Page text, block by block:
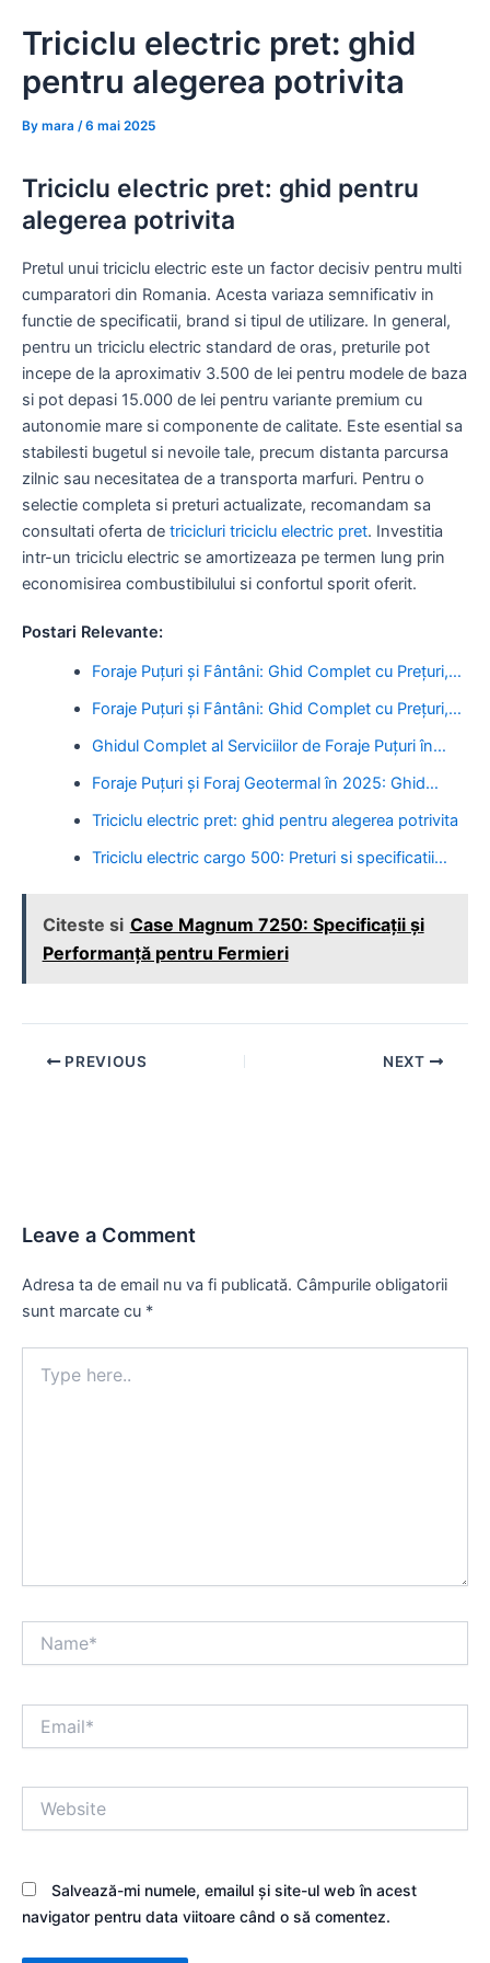
Triciclu electric pret: ghid
pentru alegerea potrivita
By mara /6 mai 2025
Triciclu electric pret: ghid pentru
alegerea potrivita
Pretul unui triciclu electric este un factor decisiv pentru multi
cumparatori din Romania. Acesta variaza semnificativ in
functie de specificatii, brand si tipul de utilizare. In general,
pentru un triciclu electric standard de oras, preturile pot
incepe de la aproximativ 3.500 de lei pentru modele de baza
si pot depasi 15.000 de lei pentru variante premium cu
autonomie mare si componente de calitate. Este esential sa
stabilesti bugetul si nevoile tale, precum distanta parcursa
zilnic sau necesitatea de a transporta marfuri. Pentru o
selectie completa si preturi actualizate, recomandam sa
consultati oferta de tricicluri triciclu electric pret. Investitia
intr-un triciclu electric se amortizeaza pe termen lung prin
economisirea combustibilului si confortul sporit oferit.
Postari Relevante:
Foraje Puțuri și Fântâni: Ghid Complet cu Prețuri,…
Foraje Puțuri și Fântâni: Ghid Complet cu Prețuri,…
Ghidul Complet al Serviciilor de Foraje Puțuri în…
Foraje Puțuri și Foraj Geotermal în 2025: Ghid…
Triciclu electric pret: ghid pentru alegerea potrivita
Triciclu electric cargo 500: Preturi si specificatii…
Citeste si Case Magnum 7250: Specificații și
Performanță pentru Fermieri
Post PREVIOUS NEXT
Leave a Comment
Adresa ta de email nu va fi publicată. Câmpurile obligatorii
sunt marcate cu *
here..
Salvează-mi numele, emailul și site-ul web în acest
navigator pentru data viitoare când o să comentez.